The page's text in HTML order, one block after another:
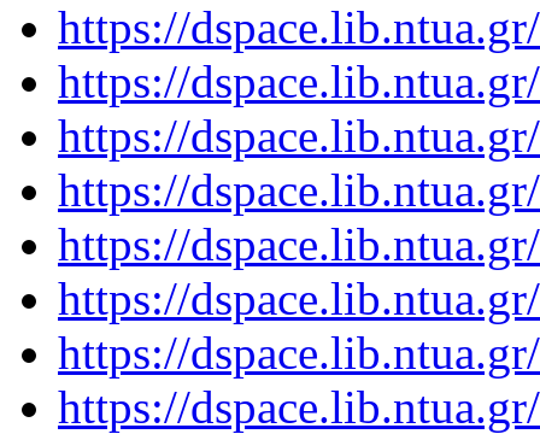
https://
https://
https://
https://
https://
https://
https://
https://